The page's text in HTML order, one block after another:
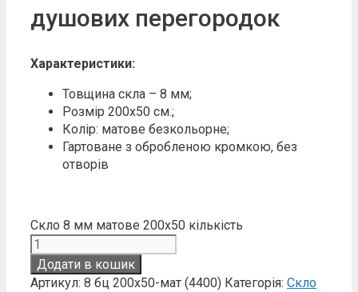
душових перегородок
Характеристики:
Товщина скла – 8 мм;
Розмір 200х50 см.;
Колір: матове безкольорне;
Гартоване з обробленою кромкою, без
отворів
Скло 8 мм матове 200х50 кількість
Додати в кошик
Артикул: 8 бц 200х50-мат (4400) Категорія: Скло